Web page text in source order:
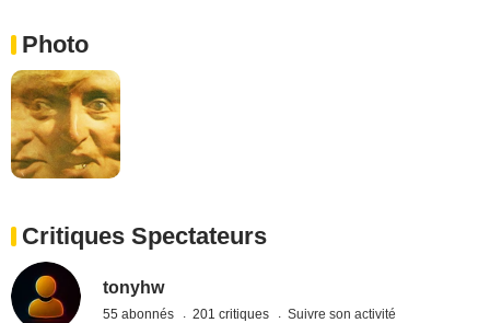
Photo
Critiques Spectateurs
tonyhw
55 abonnés 201 critiques Suivre son activité